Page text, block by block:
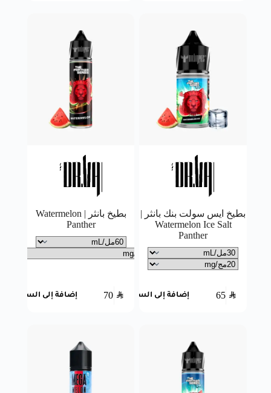
بطيخ ايس سولت بنك بانثر |
Watermelon Ice Salt
Panther
65 SAR إضافة إلى السلة
بطيخ بانثر | Watermelon
Panther
70 SAR إضافة إلى السلة